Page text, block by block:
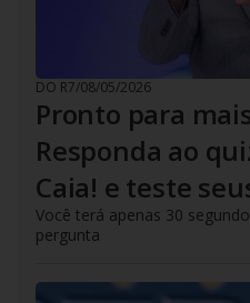
DO R7/08/05/2026
Pronto para
Responda ao
Caia! e teste
Você terá apenas 30
pergunta